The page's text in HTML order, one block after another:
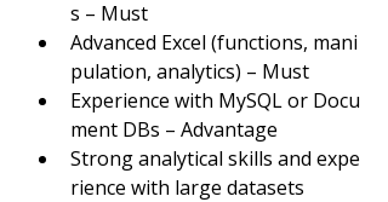
s – Must
Advanced Excel (functions, mani
pulation, analytics) – Must
Experience with MySQL or Docu
ment DBs – Advantage
Strong analytical skills and expe
rience with large datasets